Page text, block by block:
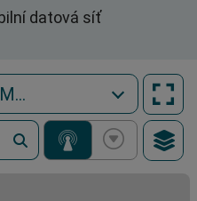
datová síť
Kolbi Movil